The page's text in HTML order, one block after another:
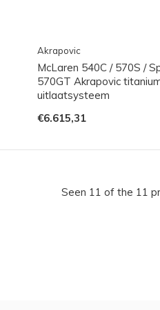
Akrapovic
McLaren 540C / 570S /
570GT Akrapovic
uitlaatsysteem
€6.615,31
Seen 11 of the 11